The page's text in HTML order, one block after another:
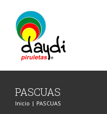
contenido
PASCUAS
Inicio | PASCUAS